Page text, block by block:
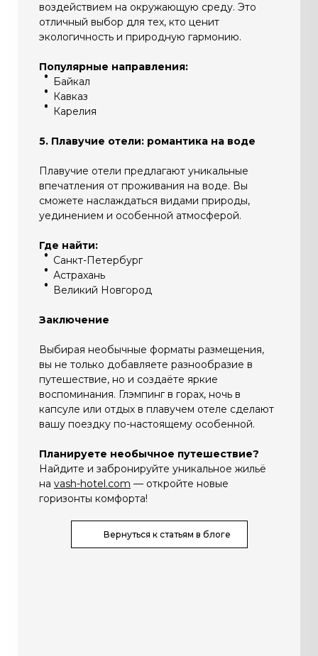
воздействием на окружающую среду. Это
отличный выбор для тех, кто ценит
экологичность и природную гармонию.
Популярные направления:
Байкал
Кавказ
Карелия
5. Плавучие отели: романтика на воде
Плавучие отели предлагают уникальные
впечатления от проживания на воде. Вы
сможете наслаждаться видами природы,
уединением и особенной атмосферой.
Где найти:
Санкт-Петербург
Астрахань
Великий Новгород
Заключение
Выбирая необычные форматы размещения,
вы не только добавляете разнообразие в
путешествие, но и создаёте яркие
воспоминания. Глэмпинг в горах, ночь в
капсуле или отдых в плавучем отеле сделают
вашу поездку по-настоящему особенной.
Планируете необычное путешествие?
Найдите и забронируйте уникальное жильё
на vash-hotel.com — откройте новые
горизонты комфорта!
Вернуться к статьям в блоге